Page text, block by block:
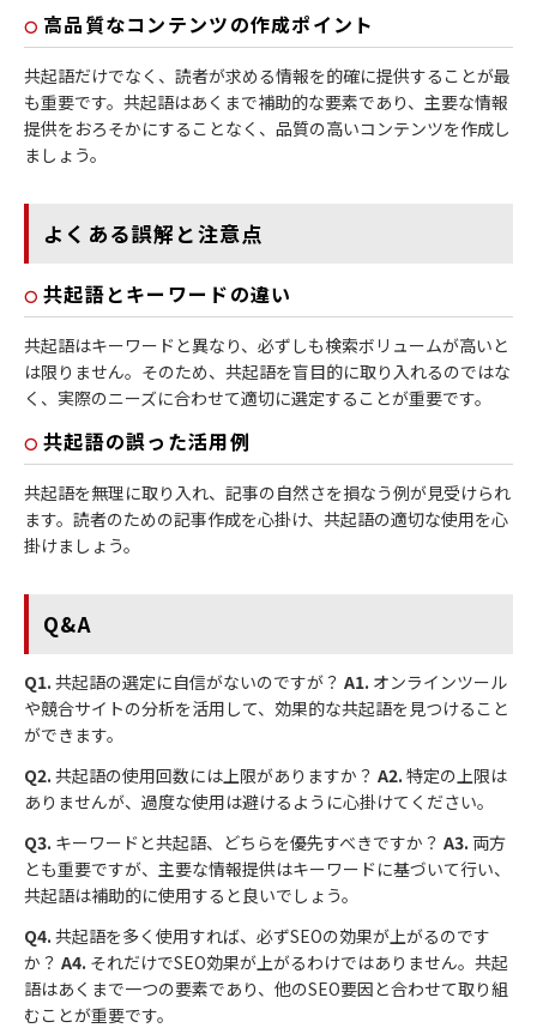
高品質なコンテンツの作成ポイント
共起語だけでなく、読者が求める情報を的確に提供することが最
も重要です。共起語はあくまで補助的な要素であり、主要な情報
提供をおろそかにすることなく、品質の高いコンテンツを作成し
ましょう。
よくある誤解と注意点
共起語とキーワードの違い
共起語はキーワードと異なり、必ずしも検索ボリュームが高いと
は限りません。そのため、共起語を盲目的に取り入れるのではな
く、実際のニーズに合わせて適切に選定することが重要です。
共起語の誤った活用例
共起語を無理に取り入れ、記事の自然さを損なう例が見受けられ
ます。読者のための記事作成を心掛け、共起語の適切な使用を心
掛けましょう。
Q&A
Q1. 共起語の選定に自信がないのですが？ A1. オンラインツール
や競合サイトの分析を活用して、効果的な共起語を見つけること
ができます。
Q2. 共起語の使用回数には上限がありますか？ A2. 特定の上限は
ありませんが、過度な使用は避けるように心掛けてください。
Q3. キーワードと共起語、どちらを優先すべきですか？ A3. 両方
とも重要ですが、主要な情報提供はキーワードに基づいて行い、
共起語は補助的に使用すると良いでしょう。
Q4. 共起語を多く使用すれば、必ずSEOの効果が上がるのです
か？ A4. それだけでSEO効果が上がるわけではありません。共起
語はあくまで一つの要素であり、他のSEO要因と合わせて取り組
むことが重要です。